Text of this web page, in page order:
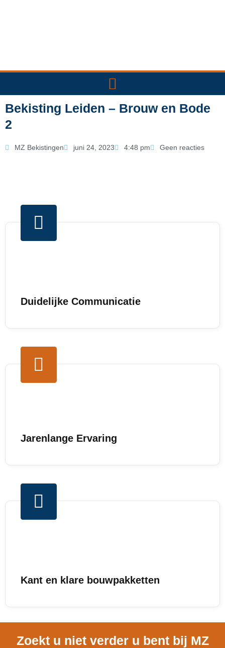
Bekisting Leiden – Brouw en Bode
2
MZ Bekistingen juni 24, 2023 4:48 pm Geen reacties
Duidelijke Communicatie
Jarenlange Ervaring
Kant en klare bouwpakketten
Zoekt u niet verder u bent bij MZ